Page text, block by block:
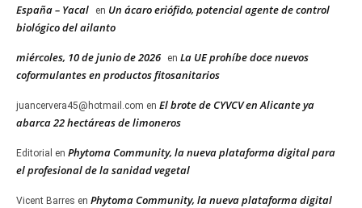
España – Yacal
en Un ácaro eriófido, potencial agente de control
biológico del ailanto
miércoles, 10 de junio de 2026 en La UE prohíbe doce nuevos
coformulantes en productos fitosanitarios
juancervera45@hotmail.com en El brote de CYVCV en Alicante ya
abarca 22 hectáreas de limoneros
Editorial en Phytoma Community, la nueva plataforma digital para
el profesional de la sanidad vegetal
Vicent Barres en Phytoma Community, la nueva plataforma digital